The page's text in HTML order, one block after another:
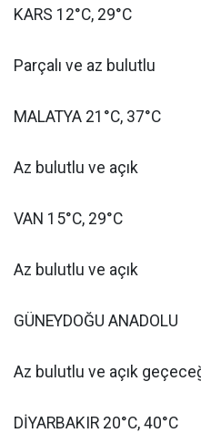
KARS 12°C, 29°C
Parçalı ve az bulutlu
MALATYA 21°C, 37°C
Az bulutlu ve açık
VAN 15°C, 29°C
Az bulutlu ve açık
GÜNEYDOĞU ANADOLU
Az bulutlu ve açık
DİYARBAKIR 20°C, 40°C